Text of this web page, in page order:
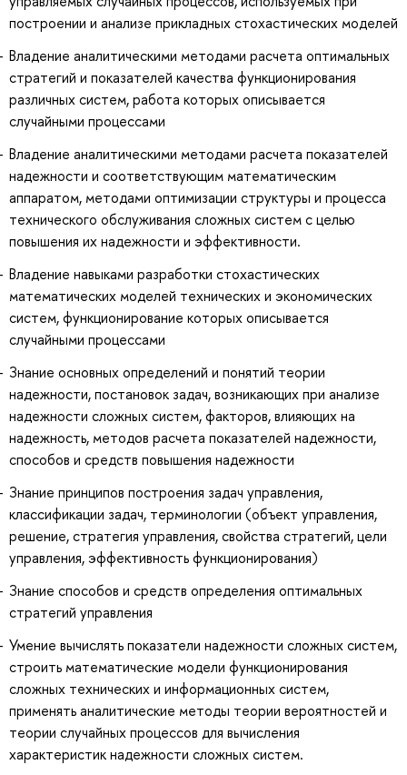
построении и анализе прикладных стохастических моделей
Владение аналитическими методами расчета оптимальных
стратегий и показателей качества функционирования
различных систем, работа которых описывается
случайными процессами
Владение аналитическими методами расчета показателей
надежности и соответствующим математическим
аппаратом, методами оптимизации структуры и процесса
технического обслуживания сложных систем с целью
повышения их надежности и эффективности.
Владение навыками разработки стохастических
математических моделей технических и экономических
систем, функционирование которых описывается
случайными процессами
Знание основных определений и понятий теории
надежности, постановок задач, возникающих при анализе
надежности сложных систем, факторов, влияющих на
надежность, методов расчета показателей надежности,
способов и средств повышения надежности
Знание принципов построения задач управления,
классификации задач, терминологии (объект управления,
решение, стратегия управления, свойства стратегий, цели
управления, эффективность функционирования)
Знание способов и средств определения оптимальных
стратегий управления
Умение вычислять показатели надежности сложных систем,
строить математические модели функционирования
сложных технических и информационных систем,
применять аналитические методы теории вероятностей и
теории случайных процессов для вычисления
характеристик надежности сложных систем.